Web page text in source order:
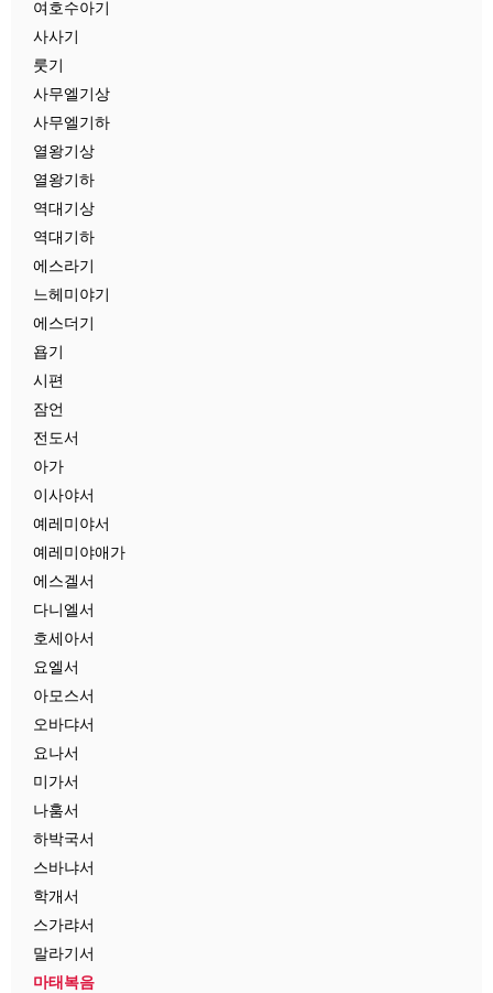
여호수아기
사사기
룻기
사무엘기상
사무엘기하
열왕기상
열왕기하
역대기상
역대기하
에스라기
느헤미야기
에스더기
욥기
시편
잠언
전도서
아가
이사야서
예레미야서
예레미야애가
에스겔서
다니엘서
호세아서
요엘서
아모스서
오바댜서
요나서
미가서
나훔서
하박국서
스바냐서
학개서
스가랴서
말라기서
마태복음